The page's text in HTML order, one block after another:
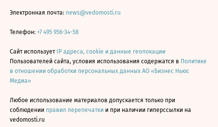
Электронная почта: news@vedomosti.ru
Телефон: +7 495 956-34-58
Сайт использует IP адреса, cookie и данные геолокации
Пользователей сайта, условия использования содержатся в Политике
в отношении обработки персональных данных АО «Бизнес Ньюс
Медиа»
Любое использование материалов допускается только при
соблюдении правил перепечатки и при наличии гиперссылки на
vedomosti.ru